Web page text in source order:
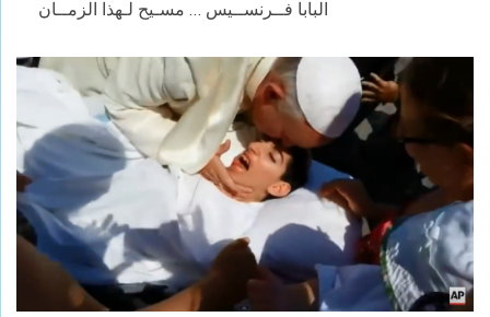
البابا فــرنســيس … مسـيح لـهذا الزمــان